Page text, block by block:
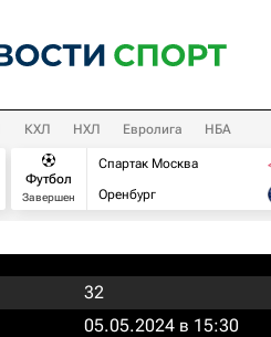
КХЛ НХЛ Евролига НБА
Футбол
Завершен
Спартак Москва
Оренбург
32
05.05.2024 в 15:30